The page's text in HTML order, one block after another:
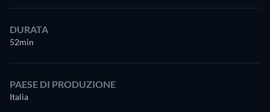
DURATA
52min
PAESE DI PRODUZIONE
Italia